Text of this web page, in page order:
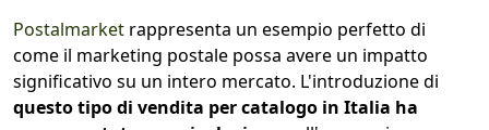
Postalmarket rappresenta un esempio perfetto di
come il marketing postale possa avere un impatto
significativo su un intero mercato. L'introduzione di
questo tipo di vendita per catalogo in Italia ha